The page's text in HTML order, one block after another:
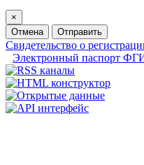
×
Отмена
Отправить
Свидетельство о
Электронный паспорт